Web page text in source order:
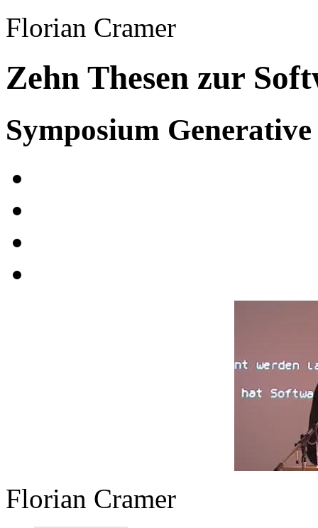
Florian Cramer
Zehn Thesen zur
Symposium Generative
Florian Cramer